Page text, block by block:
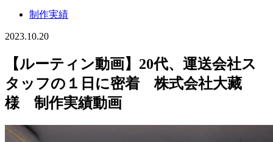
制作実績
2023.10.20
【ルーティン動画】20代、運送会社ス
タッフの１日に密着 株式会社大藏
様 制作実績動画